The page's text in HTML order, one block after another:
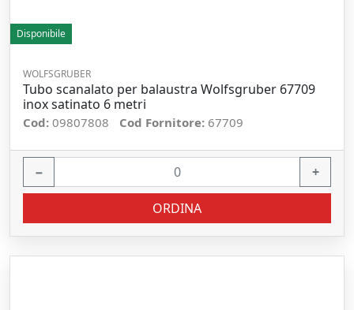
Disponibile
WOLFSGRUBER
Tubo scanalato per balaustra Wolfsgruber 67709
inox satinato 6 metri
Cod: 09807808 Cod Fornitore: 67709
− +
ORDINA